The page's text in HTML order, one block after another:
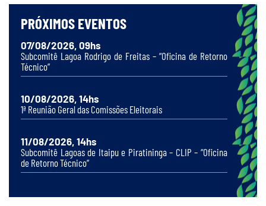
PRÓXIMOS EVENTOS
07/08/2026, 09hs
Subcomitê Lagoa Rodrigo de Freitas – “Oficina de Retorno
Técnico”
10/08/2026, 14hs
1ª Reunião Geral das Comissões Eleitorais
11/08/2026, 14hs
Subcomitê Lagoas de Itaipu e Piratininga – CLIP – “Oficina
de Retorno Técnico”